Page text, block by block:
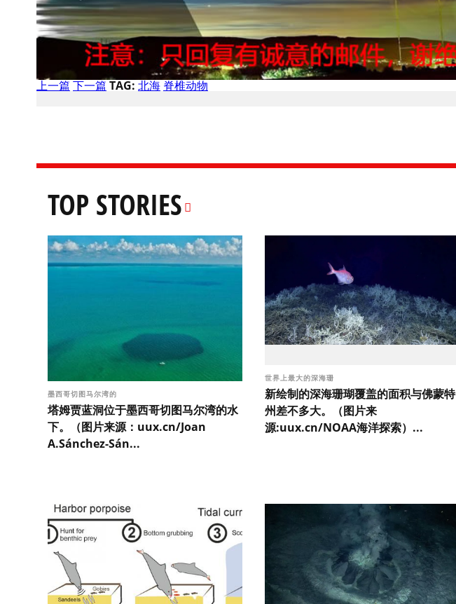
上一篇 下一篇 TAG: 北海 脊椎动物
TOP STORIES
墨西哥切图马尔湾的
塔姆贾蓝洞位于墨西哥切图马尔湾的水
下。（图片来源：uux.cn/Joan
A.Sánchez-Sán...
世界上最大的深海珊
新绘制的深海珊瑚覆盖的面积与佛蒙特
州差不多大。（图片来
源:uux.cn/NOAA海洋探索）...